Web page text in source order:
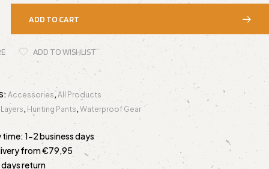
ADD TO CART
ADD TO WISHLIST
Accessories,All Products
, Hunting Pants,Waterproof Gear
time: 1-2 business days
from €79,95
return